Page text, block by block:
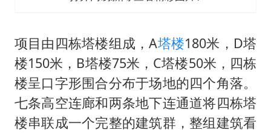
项目由四栋塔楼组成，A塔楼180米，D塔
楼150米，B塔楼75米，C塔楼50米，四栋
楼呈口字形围合分布于场地的四个角落。
七条高空连廊和两条地下连通道将四栋塔
楼串联成一个完整的建筑群，整组建筑看